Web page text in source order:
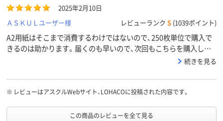
2025年2月10日
ＡＳＫＵＬユーザー様
レビューランク S (1039ポイント)
A2用紙はそこまで消費するわけではないので、250枚単位で購入で
きるのは助かります。届くのも早いので、次回もこちらを購入しよ
続きを見る
※ レビューはアスクルWebサイト、LOHACOに投稿された内容です。
この商品のレビューを全て見る